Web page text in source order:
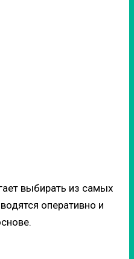
выбирать из самых
оперативно и